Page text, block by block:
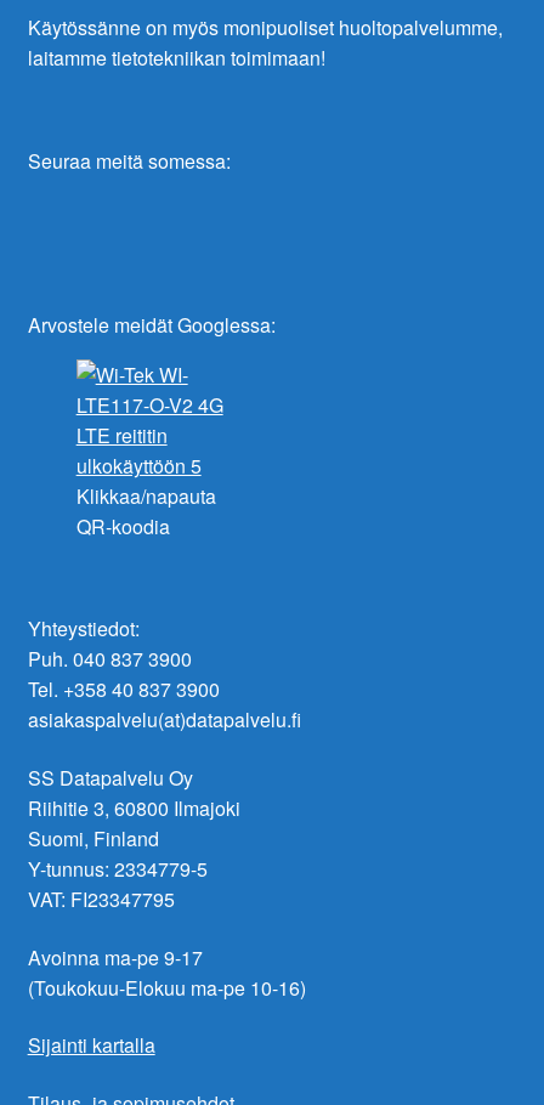
Käytössänne on myös monipuoliset huoltopalvelumme,
laitamme tietotekniikan toimimaan!
Seuraa meitä somessa:
Arvostele meidät Googlessa:
Klikkaa/napauta
QR-koodia
Yhteystiedot:
Puh. 040 837 3900
Tel. +358 40 837 3900
asiakaspalvelu(at)datapalvelu.fi
SS Datapalvelu Oy
Riihitie 3, 60800 Ilmajoki
Suomi, Finland
Y-tunnus: 2334779-5
VAT: FI23347795
Avoinna ma-pe 9-17
(Toukokuu-Elokuu ma-pe 10-16)
Sijainti kartalla